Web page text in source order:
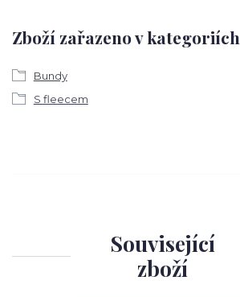
Zboží zařazeno v kategoriích
Bundy
S fleecem
Související
zboží